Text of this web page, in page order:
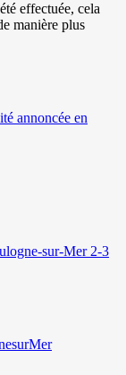
effectuée, cela
manière plus
annoncée en
sur-Mer 2-3